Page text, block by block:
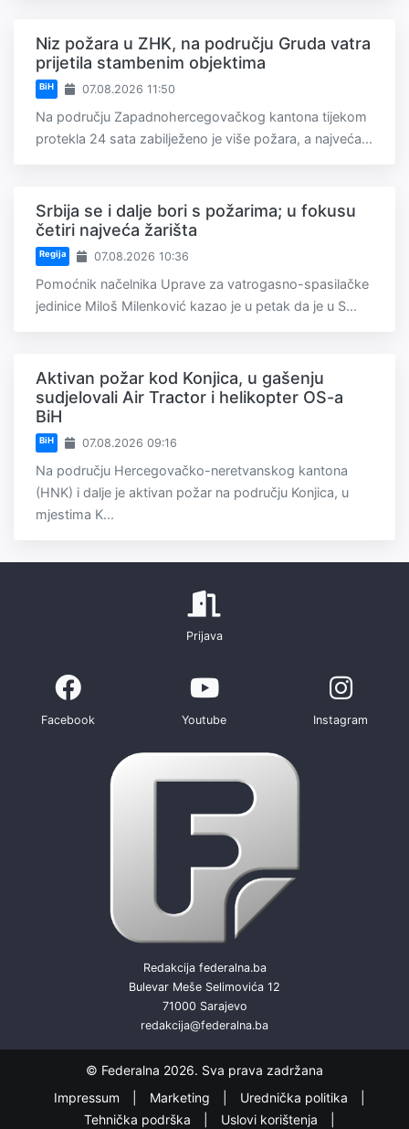
Niz požara u ZHK, na području Gruda vatra
prijetila stambenim objektima
BiH 07.08.2026 11:50
Na području Zapadnohercegovačkog kantona tijekom
protekla 24 sata zabilježeno je više požara, a najveća...
Srbija se i dalje bori s požarima; u fokusu
četiri najveća žarišta
Regija 07.08.2026 10:36
Pomoćnik načelnika Uprave za vatrogasno-spasilačke
jedinice Miloš Milenković kazao je u petak da je u S...
Aktivan požar kod Konjica, u gašenju
sudjelovali Air Tractor i helikopter OS-a
BiH
BiH 07.08.2026 09:16
Na području Hercegovačko-neretvanskog kantona
(HNK) i dalje je aktivan požar na području Konjica, u
mjestima K...
Prijava
Facebook Youtube Instagram
Redakcija federalna.ba
Bulevar Meše Selimovića 12
71000 Sarajevo
redakcija@federalna.ba
© Federalna 2026. Sva prava zadržana
Impressum
Marketing
Urednička politika
Tehnička podrška
Uslovi korištenja